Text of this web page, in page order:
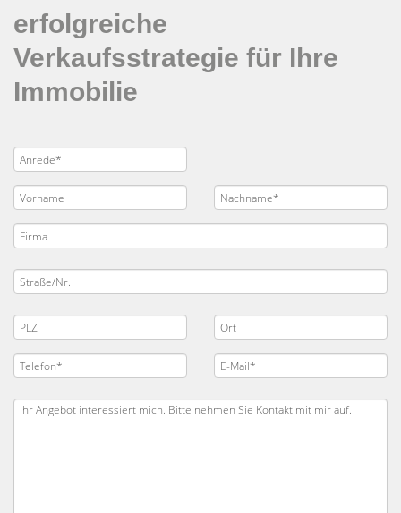
erfolgreiche
Verkaufsstrategie für Ihre
Immobilie